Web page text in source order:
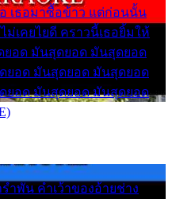
เธอมาซื้อข้าว แต่ก่อนนั้น
ม่เคยไยดี คราวนี้เธอยิ้มให้
ยอด มันสุดยอด มันสุดยอด
ยอด มันสุดยอด มันสุดยอด
ยอด มันสุดยอด มันสุดยอด
ำพัน คำเว้าของอ้ายช่าง